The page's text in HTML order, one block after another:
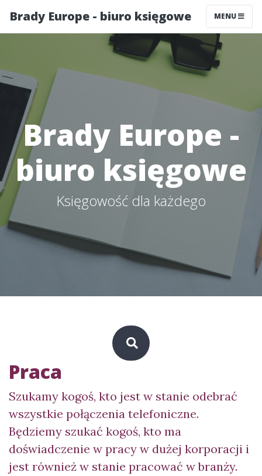
Brady Europe - biuro księgowe MENU
Brady Europe -
biuro księgowe
Księgowość dla każdego
Praca
Szukamy kogoś, kto jest w stanie odebrać
wszystkie połączenia telefoniczne.
Będziemy szukać kogoś, kto ma
doświadczenie w pracy w dużej korporacji i
jest również w stanie pracować w branży.